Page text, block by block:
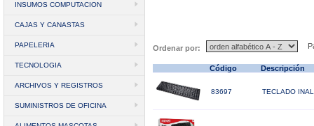
INSUMOS COMPUTACION
CAJAS Y CANASTAS
PAPELERIA
TECNOLOGIA
ARCHIVOS Y REGISTROS
SUMINISTROS DE OFICINA
Ordenar por:
Código Descripción
83697 TECLADO